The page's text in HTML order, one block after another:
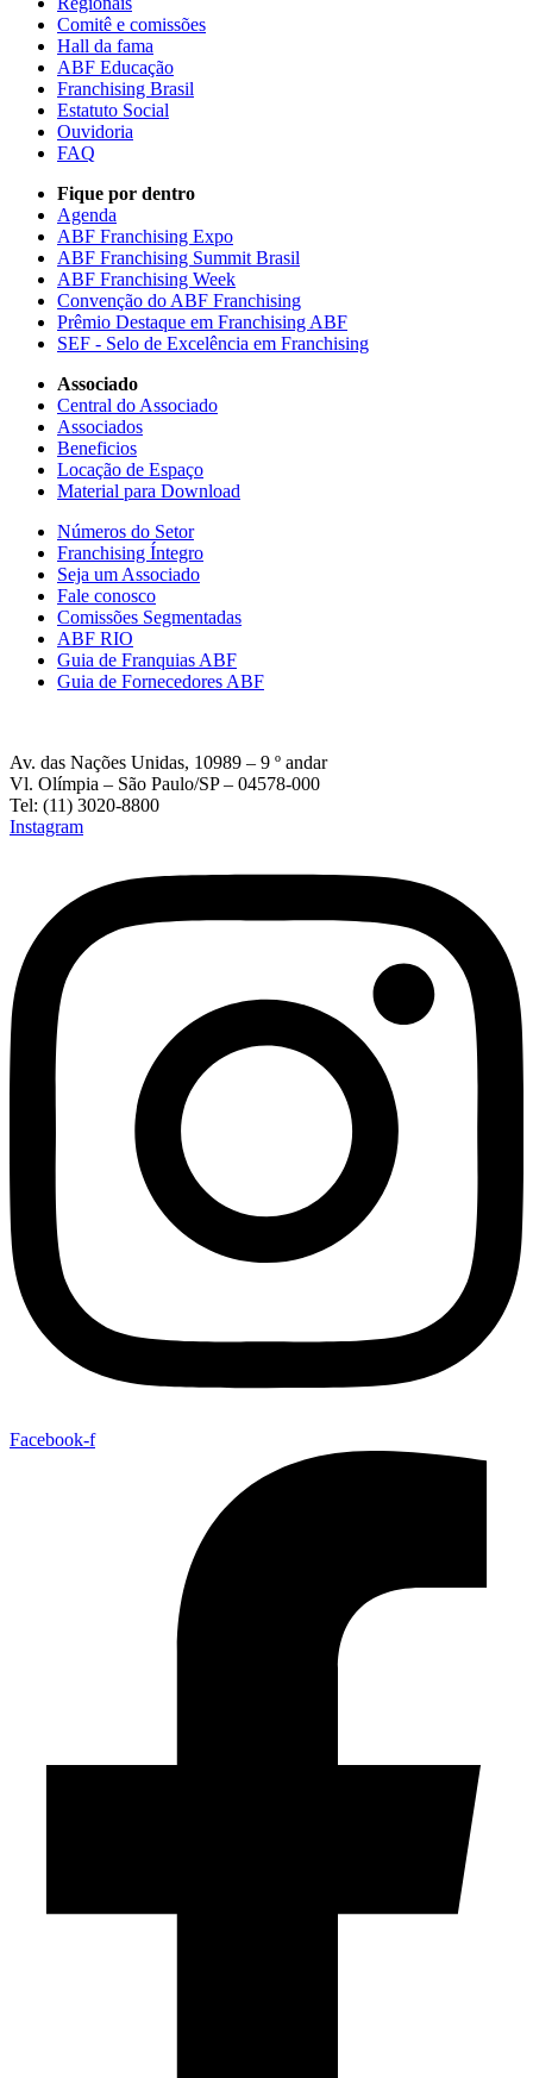
Comitê e comissões
Hall da fama
ABF Educação
Franchising Brasil
Estatuto Social
Ouvidoria
FAQ
Fique por dentro
Agenda
ABF Franchising Expo
ABF Franchising Summit Brasil
ABF Franchising Week
Convenção do ABF Franchising
Prêmio Destaque em Franchising ABF
SEF - Selo de Excelência em Franchising
Associado
Central do Associado
Associados
Beneficios
Locação de Espaço
Material para Download
Números do Setor
Franchising Íntegro
Seja um Associado
Fale conosco
Comissões Segmentadas
ABF RIO
Guia de Franquias ABF
Guia de Fornecedores ABF
Av. das Nações Unidas, 10989 – 9 º andar
Vl. Olímpia – São Paulo/SP – 04578-000
Tel: (11) 3020-8800
Instagram
Facebook-f